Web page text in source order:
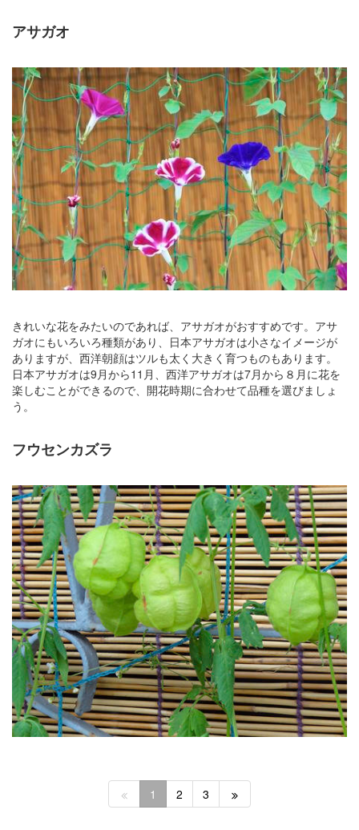
アサガオ
きれいな花をみたいのであれば、アサガオがおすすめです。アサ
ガオにもいろいろ種類があり、日本アサガオは小さなイメージが
ありますが、西洋朝顔はツルも太く大きく育つものもあります。
日本アサガオは9月から11月、西洋アサガオは7月から８月に花を
楽しむことができるので、開花時期に合わせて品種を選びましょ
う。
フウセンカズラ
1 2 3